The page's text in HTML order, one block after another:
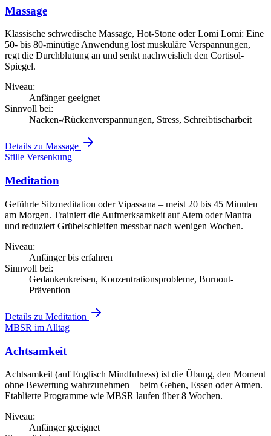
Massage
Klassische schwedische Massage, Hot-Stone oder Lomi Lomi: Eine
50- bis 80-minütige Anwendung löst muskuläre Verspannungen,
regt die Durchblutung an und senkt nachweislich den Cortisol-
Spiegel.
Niveau:
Anfänger geeignet
Sinnvoll bei:
Nacken-/Rückenverspannungen, Stress, Schreibtischarbeit
Details zu Massage
Stille Versenkung
Meditation
Geführte Sitzmeditation oder Vipassana – meist 20 bis 45 Minuten
am Morgen. Trainiert die Aufmerksamkeit auf Atem oder Mantra
und reduziert Grübelschleifen messbar nach wenigen Wochen.
Niveau:
Anfänger bis erfahren
Sinnvoll bei:
Gedankenkreisen, Konzentrationsprobleme, Burnout-
Prävention
Details zu Meditation
MBSR im Alltag
Achtsamkeit
Achtsamkeit (auf Englisch Mindfulness) ist die Übung, den Moment
ohne Bewertung wahrzunehmen – beim Gehen, Essen oder Atmen.
Etablierte Programme wie MBSR laufen über 8 Wochen.
Niveau:
Anfänger geeignet